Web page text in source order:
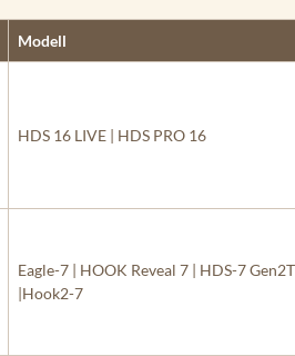
Modell
HDS 16 LIVE | HDS PRO 16
Eagle-7 | HOOK Reveal 7 | HDS-7
|Hook2-7